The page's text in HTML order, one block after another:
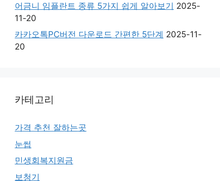
어금니 임플란트 종류 5가지 쉽게 알아보기 2025-
11-20
카카오톡PC버전 다운로드 간편한 5단계 2025-11-
20
카테고리
가격 추천 잘하는곳
눈썹
민생회복지원금
보청기